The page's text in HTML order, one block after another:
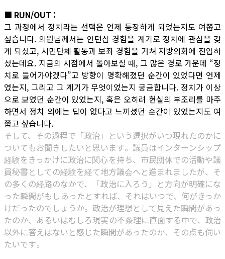
■ RUN/OUT :
그 과정에서 정치라는 선택은 언제 등장하게 되었는지도 여쭙고
싶습니다. 의원님께서는 인턴십 경험을 계기로 정치에 관심을 갖
게 되셨고, 시민단체 활동과 보좌 경험을 거쳐 지방의회에 진입하
셨는데요. 지금의 시점에서 돌아보실 때, 그 많은 경로 가운데 “정
치로 들어가야겠다”고 방향이 명확해졌던 순간이 있었다면 언제
였는지, 그리고 그 계기가 무엇이었는지 궁금합니다. 정치가 이상
으로 보였던 순간이 있었는지, 혹은 오히려 현실의 부조리를 마주
하면서 정치 외에는 답이 없다고 느끼셨던 순간이 있었는지도 여
쭙고 싶습니다.
そして、その過程で「政治」という選択がいつ現れたのかに
ついてもお聞きしたいと思います。議員はインターンシップ
経験をきっかけに政治に関心を持ち、市民団体での活動や議
員秘書としての経験を経て地方議会へと進まれましたが、そ
の多くの経路のなかで、「政治に入ろう」と方向が明確にな
った瞬間がもしあったとすれば、それはいつで、何がきっか
けだったのでしょうか。政治が理想として見えた瞬間があっ
たのか、あるいはむしろ現実の不条理に直面する中で、政治
以外に答えはないと感じた瞬間があったのか、その点も伺い
たいです。